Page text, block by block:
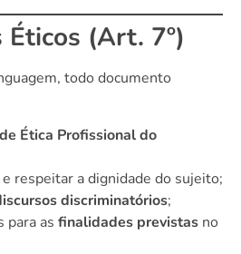
Éticos (Art. 7º)
todo documento
Ética Profissional do
e respeitar a dignidade do sujeito;
discriminatórios;
para as finalidades previstas no